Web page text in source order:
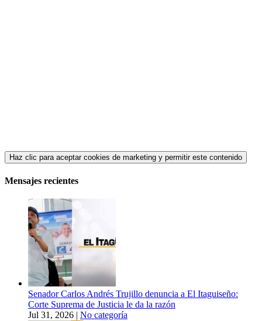
Haz clic para aceptar cookies de marketing y permitir este contenido
Mensajes recientes
Senador Carlos Andrés Trujillo denuncia a El Itaguiseño:
Corte Suprema de Justicia le da la razón
Jul 31, 2026 | No categoría